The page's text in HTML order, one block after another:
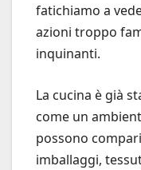
fatichiamo a
azioni troppo
inquinanti.
La cucina è già
come un
possono
imballaggi,